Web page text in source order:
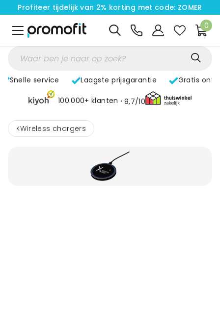
Profiteer tijdelijk van 2% korting met code: ZOMER
0
Snelle service Laagste prijsgarantie Gratis
100.000+ klanten 9,7/10
< Wireless chargers